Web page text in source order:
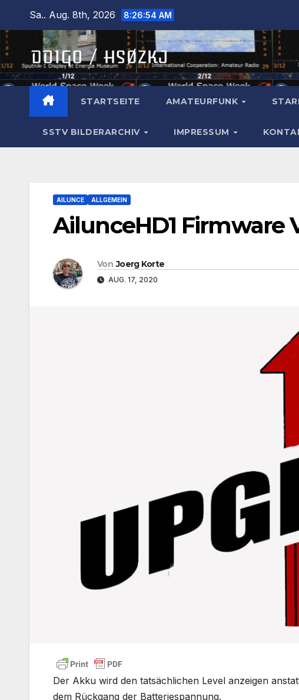
springen
Sa.. Aug. 8th, 2026 8:26:54 AM
STARTSEITE AMATEURFUNK
SSTV BILDERARCHIV IMPRESSUM
AILUNCE ALLGEMEIN
AilunceHD1 Firmware
Von Joerg Korte
AUG. 17, 2020
Der Akku wird den tatsächlichen Level anzeigen
dem Rückgang der Batteriespannung.